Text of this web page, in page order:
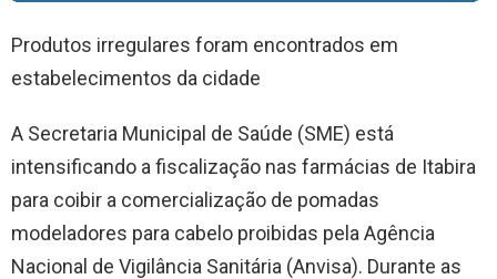
Produtos irregulares foram encontrados em
estabelecimentos da cidade
A Secretaria Municipal de Saúde (SME) está
intensificando a fiscalização nas farmácias de Itabira
para coibir a comercialização de pomadas
modeladores para cabelo proibidas pela Agência
Nacional de Vigilância Sanitária (Anvisa). Durante as